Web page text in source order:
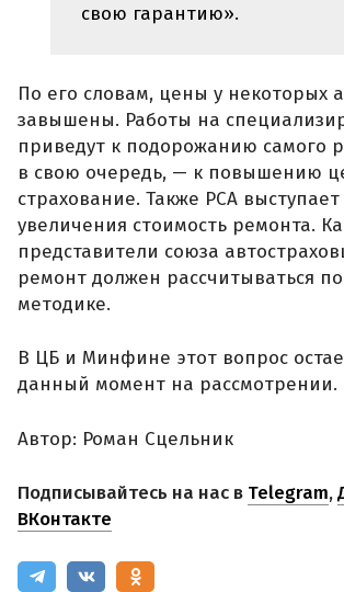
свою гарантию».
По его словам, цены у некоторых
завышены. Работы на
приведут к подорожанию самого
в свою очередь, — к повышению
страхование. Также РСА
увеличения стоимость ремонта.
представители союза
ремонт должен рассчитываться
методике.
В ЦБ и Минфине этот вопрос
данный момент на рассмотрении.
Автор: Роман Сцельник
Подписывайтесь на нас в Telegram,
ВКонтакте